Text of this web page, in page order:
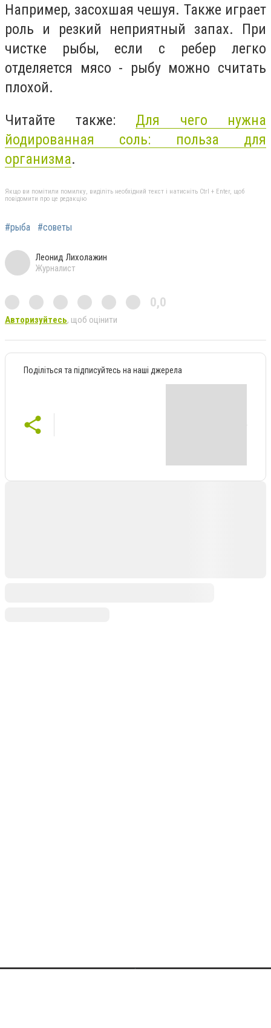
Например, засохшая чешуя. Также играет
роль и резкий неприятный запах. При
чистке рыбы, если с ребер легко
отделяется мясо - рыбу можно считать
плохой.
Читайте также: Для чего нужна
йодированная соль: польза для
организма.
Якщо ви помітили помилку, виділіть необхідний текст і натисніть Ctrl + Enter, щоб
повідомити про це редакцію
#рыба #советы
Леонид Лихолажин
Журналист
0,0
Авторизуйтесь, щоб оцінити
Поділіться та підписуйтесь на наші джерела